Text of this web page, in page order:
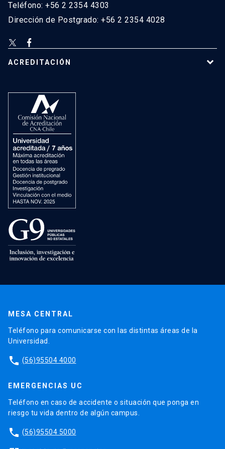
Teléfono: +56 2 2354 4303
Dirección de Postgrado: +56 2 2354 4028
ACREDITACIÓN
MESA CENTRAL
Teléfono para comunicarse con las distintas áreas de la
Universidad.
phone (56)95504 4000
EMERGENCIAS UC
Teléfono en caso de accidente o situación que ponga en
riesgo tu vida dentro de algún campus.
phone (56)95504 5000